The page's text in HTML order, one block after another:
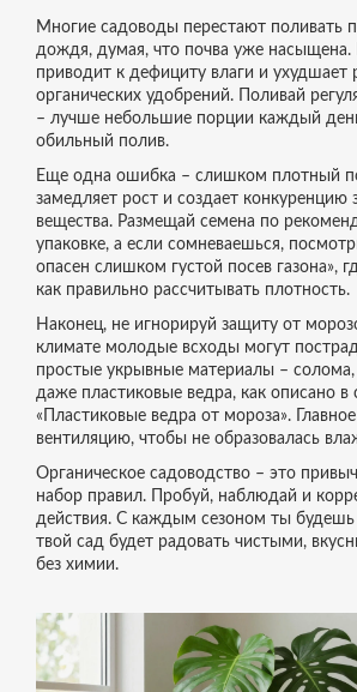
Многие садоводы перестают поливать
дождя, думая, что почва уже насыщена.
приводит к дефициту влаги и ухудшает
органических удобрений. Поливай
– лучше небольшие порции каждый
обильный полив.
Еще одна ошибка – слишком плотный
замедляет рост и создает конкуренцию
вещества. Размещай семена по
упаковке, а если сомневаешься,
опасен слишком густой посев газона»,
как правильно рассчитывать плотность.
Наконец, не игнорируй защиту от
климате молодые всходы могут
простые укрывные материалы – солома,
даже пластиковые ведра, как описано в
«Пластиковые ведра от мороза».
вентиляцию, чтобы не образовалась
Органическое садоводство – это
набор правил. Пробуй, наблюдай и
действия. С каждым сезоном ты будешь
твой сад будет радовать чистыми,
без химии.